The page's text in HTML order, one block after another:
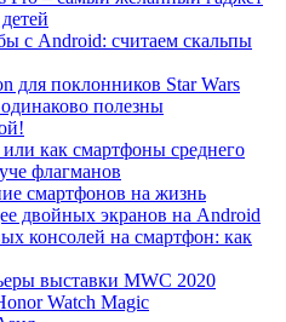
с Android: считаем скальпы
для поклонников Star Wars
полезны
или как смартфоны среднего
флагманов
смартфонов на жизнь
двойных экранов на Android
консолей на смартфон: как
выставки MWC 2020
Watch Magic